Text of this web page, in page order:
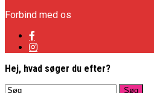
Forbind med os
Hej, hvad søger du efter?